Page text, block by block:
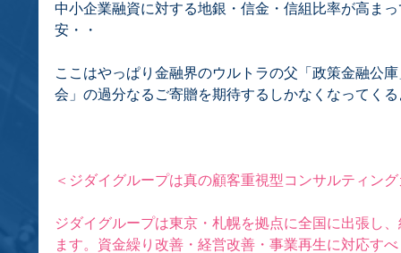
中小企業融資に対する地銀・信金・信組比率が高ま
安・・
ここはやっぱり金融界のウルトラの父「政策金融公
会」の過分なるご寄贈を期待するしかなくなってく
＜ジダイグループは真の顧客重視型コンサルティン
ジダイグループは東京・札幌を拠点に全国に出張し
ます。資金繰り改善・経営改善・事業再生に対応す